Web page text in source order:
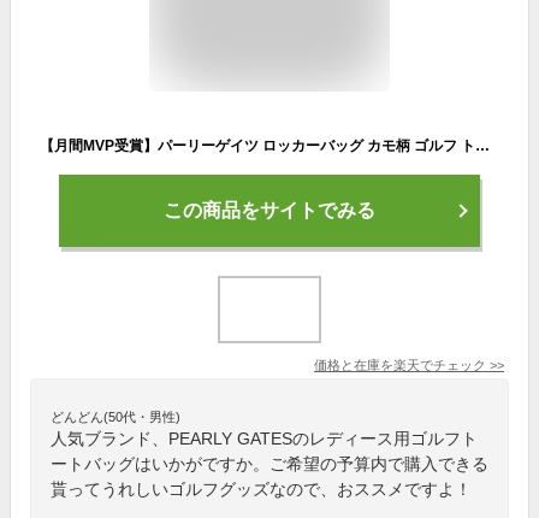
【月間MVP受賞】パーリーゲイツ ロッカーバッグ カモ柄 ゴルフ トート バッグ BAG ユニセックス メンズ レディース PEARLY GATES 2022春夏【送料無料】
この商品をサイトでみる
価格と在庫を楽天でチェック >>
どんどん(50代・男性)
人気ブランド、PEARLY GATESのレディース用ゴルフト
ートバッグはいかがですか。ご希望の予算内で購入できる
貰ってうれしいゴルフグッズなので、おススメですよ！